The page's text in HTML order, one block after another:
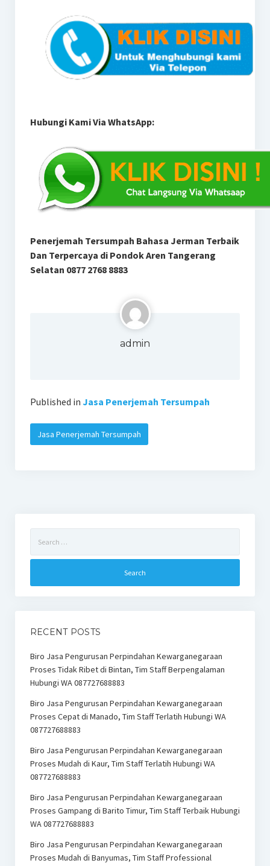
Hubungi Kami Via WhatsApp:
Penerjemah Tersumpah Bahasa Jerman Terbaik
Dan Terpercaya di Pondok Aren Tangerang
Selatan 0877 2768 8883
admin
Published in Jasa Penerjemah Tersumpah
Jasa Penerjemah Tersumpah
for:
RECENT POSTS
Biro Jasa Pengurusan Perpindahan Kewarganegaraan
Proses Tidak Ribet di Bintan, Tim Staff Berpengalaman
Hubungi WA 087727688883
Biro Jasa Pengurusan Perpindahan Kewarganegaraan
Proses Cepat di Manado, Tim Staff Terlatih Hubungi WA
087727688883
Biro Jasa Pengurusan Perpindahan Kewarganegaraan
Proses Mudah di Kaur, Tim Staff Terlatih Hubungi WA
087727688883
Biro Jasa Pengurusan Perpindahan Kewarganegaraan
Proses Gampang di Barito Timur, Tim Staff Terbaik Hubungi
WA 087727688883
Biro Jasa Pengurusan Perpindahan Kewarganegaraan
Proses Mudah di Banyumas, Tim Staff Professional